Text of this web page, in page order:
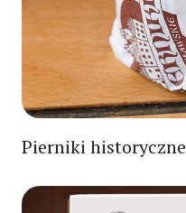
Pierniki historyczne